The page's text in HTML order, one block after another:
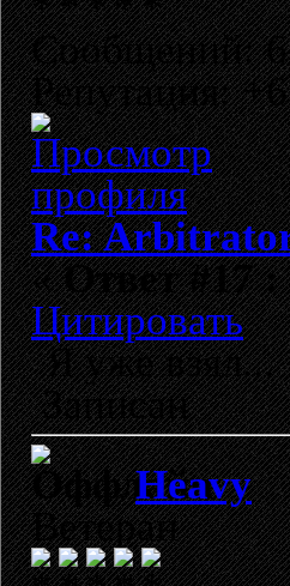
Сообщений:
Репутация:
Re:
«Ответ #17 :
Цитировать
Я уже взял...
Записан
Heavy
Ветеран